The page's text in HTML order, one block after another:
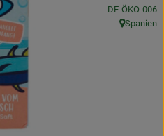
, Kontrollstelle:
DE-ÖKO-006
, Herkunft:
Spanien